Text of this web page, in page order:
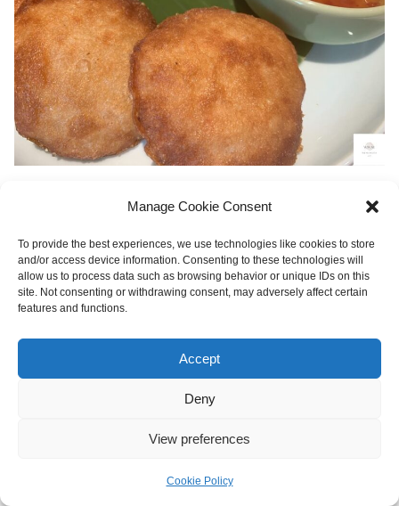
Manage Cookie Consent
To provide the best experiences, we use technologies like cookies to store
and/or access device information. Consenting to these technologies will
allow us to process data such as browsing behavior or unique IDs on this
site. Not consenting or withdrawing consent, may adversely affect certain
features and functions.
Accept
Deny
View preferences
Cookie Policy
外皮口感吃起來酥酥的，每一口入口都吃得到新鮮的蝦肉
餡。